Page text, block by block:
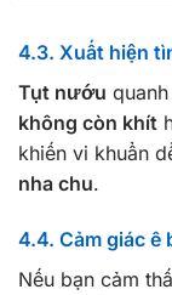
4.3. Xuất hiện
Tụt nướu
không còn khít
khiến vi khuẩn
nha chu.
4.4. Cảm giác ê
Nếu bạn cảm